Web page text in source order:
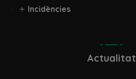
Incidències
Actualitat